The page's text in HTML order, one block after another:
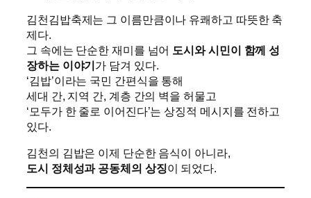
김천김밥축제는 그 이름만큼이나 유쾌하고 따뜻한 축
제다.
그 속에는 단순한 재미를 넘어 도시와 시민이 함께 성
장하는 이야기가 담겨 있다.
‘김밥’이라는 국민 간편식을 통해
세대 간, 지역 간, 계층 간의 벽을 허물고
‘모두가 한 줄로 이어진다’는 상징적 메시지를 전하고
있다.
김천의 김밥은 이제 단순한 음식이 아니라,
도시 정체성과 공동체의 상징이 되었다.